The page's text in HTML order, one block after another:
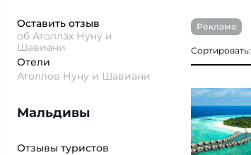
Оставить отзыв
об Атоллах Нуну и
Шавиани
Отели
Атоллов Нуну и Шавиани
Мальдивы
Отзывы туристов
Реклама
Сортировать: